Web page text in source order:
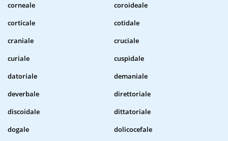
corneale
coroideale
corticale
cotidale
craniale
cruciale
curiale
cuspidale
datoriale
demaniale
deverbale
direttoriale
discoidale
dittatoriale
dogale
dolicocefale